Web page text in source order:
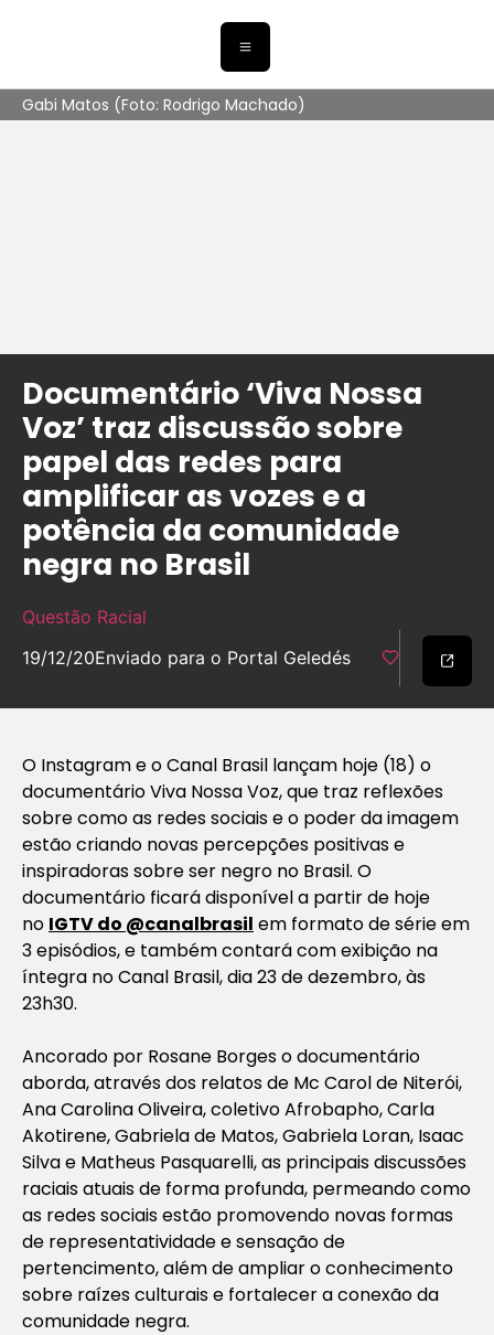
Gabi Matos (Foto: Rodrigo Machado)
Documentário ‘Viva Nossa
Voz’ traz discussão sobre
papel das redes para
amplificar as vozes e a
potência da comunidade
negra no Brasil
Questão Racial
19/12/20Enviado para o Portal Geledés
O Instagram e o Canal Brasil lançam hoje (18) o
documentário Viva Nossa Voz, que traz reflexões
sobre como as redes sociais e o poder da imagem
estão criando novas percepções positivas e
inspiradoras sobre ser negro no Brasil. O
documentário ficará disponível a partir de hoje
no IGTV do @canalbrasil em formato de série em
3 episódios, e também contará com exibição na
íntegra no Canal Brasil, dia 23 de dezembro, às
23h30.
Ancorado por Rosane Borges o documentário
aborda, através dos relatos de Mc Carol de Niterói,
Ana Carolina Oliveira, coletivo Afrobapho, Carla
Akotirene, Gabriela de Matos, Gabriela Loran, Isaac
Silva e Matheus Pasquarelli, as principais discussões
raciais atuais de forma profunda, permeando como
as redes sociais estão promovendo novas formas
de representatividade e sensação de
pertencimento, além de ampliar o conhecimento
sobre raízes culturais e fortalecer a conexão da
comunidade negra.